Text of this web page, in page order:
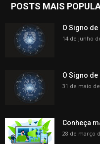
POSTS MAIS
O Signo
14 de junho
O Signo
31 de maio de
Conheça
28 de março